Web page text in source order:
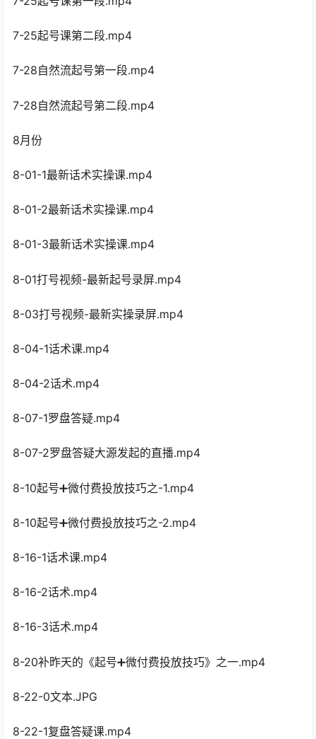
7-25起号课第二段.mp4
7-28自然流起号第一段.mp4
7-28自然流起号第二段.mp4
8月份
8-01-1最新话术实操课.mp4
8-01-2最新话术实操课.mp4
8-01-3最新话术实操课.mp4
8-01打号视频-最新起号录屏.mp4
8-03打号视频-最新实操录屏.mp4
8-04-1话术课.mp4
8-04-2话术.mp4
8-07-1罗盘答疑.mp4
8-07-2罗盘答疑大源发起的直播.mp4
8-10起号➕微付费投放技巧之-1.mp4
8-10起号➕微付费投放技巧之-2.mp4
8-16-1话术课.mp4
8-16-2话术.mp4
8-16-3话术.mp4
8-20补昨天的《起号➕微付费投放技巧》之一.mp4
8-22-0文本.JPG
8-22-1复盘答疑课.mp4